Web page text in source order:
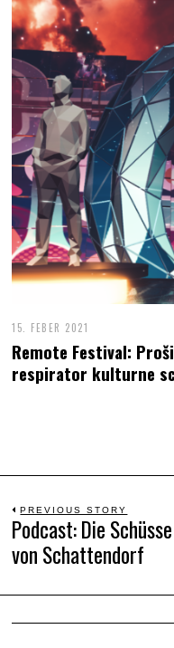
15. FEBER 2021
Remote Festival:
respirator kulturne
Beitrags-
Navigation
PREVIOUS STORY
Previous
post:
Podcast: Die Schüsse
von Schattendorf